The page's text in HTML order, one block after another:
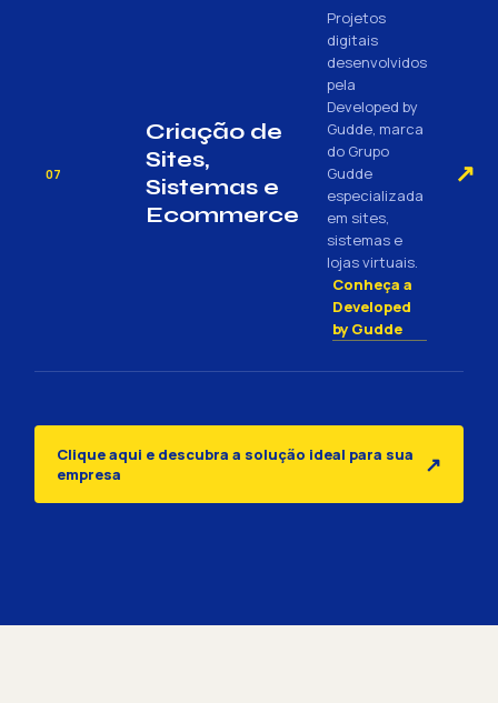
07
Criação de
Sites,
Sistemas e
Ecommerce
Projetos
digitais
desenvolvidos
pela
Developed by
Gudde, marca
do Grupo
Gudde
especializada
em sites,
sistemas e
lojas virtuais.
Conheça a
Developed
by Gudde
↗
Clique aqui e descubra a solução ideal para sua
empresa
↗